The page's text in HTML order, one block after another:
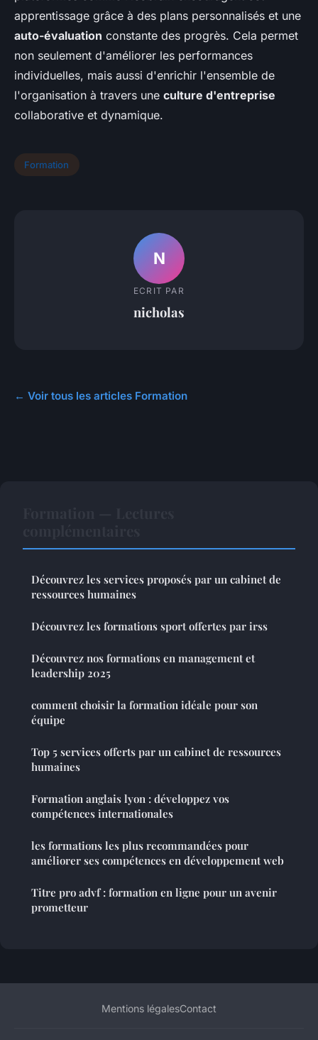
apprentissage grâce à des plans personnalisés et une
auto-évaluation constante des progrès. Cela permet
non seulement d'améliorer les performances
individuelles, mais aussi d'enrichir l'ensemble de
l'organisation à travers une culture d'entreprise
collaborative et dynamique.
Formation
N
ECRIT PAR
nicholas
← Voir tous les articles Formation
Découvrez les services proposés par un cabinet de
ressources humaines
Découvrez les formations sport offertes par irss
Découvrez nos formations en management et
leadership 2025
comment choisir la formation idéale pour son
équipe
Top 5 services offerts par un cabinet de ressources
humaines
Formation anglais lyon : développez vos
compétences internationales
les formations les plus recommandées pour
améliorer ses compétences en développement web
Titre pro advf : formation en ligne pour un avenir
prometteur
Mentions légalesContact